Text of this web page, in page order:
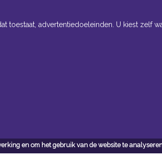
en om het gebruik van de website te
ons
toestaat, advertentiedoeleinden. U kiest zelf